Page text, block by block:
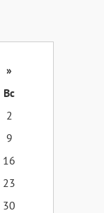
»
Вс
2
9
16
23
30